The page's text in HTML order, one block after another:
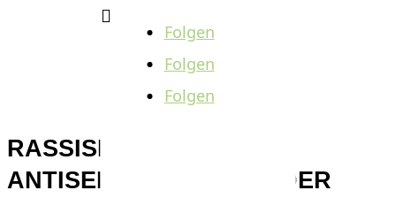

Folgen
Folgen
Folgen
RASSISMUS UND
ANTISEMITISMUS VOR DER